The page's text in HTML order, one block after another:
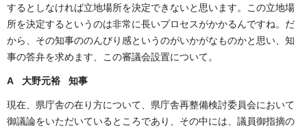
するとしなければ立地場所を決定できないと思います。この立地場
所を決定するというのは非常に長いプロセスがかかるんですね。だ
から、その知事ののんびり感というのがいかがなものかと思い、知
事の答弁を求めます、この審議会設置について。
A 大野元裕 知事
現在、県庁舎の在り方について、県庁舎再整備検討委員会において
御議論をいただいているところであり、その中には、議員御指摘の